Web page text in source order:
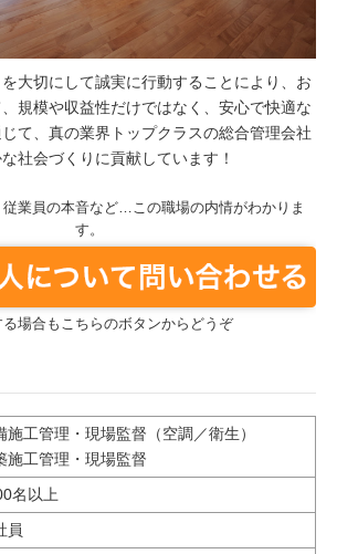
大切にして誠実に行動することにより、お
規模や収益性だけではなく、安心で快適な
て、真の業界トップクラスの総合管理会社
社会づくりに貢献しています！
業員の本音など…この職場の内情がわかりま
す。
場合もこちらのボタンからどうぞ
施工管理・現場監督（空調／衛生）
施工管理・現場監督
名以上
員